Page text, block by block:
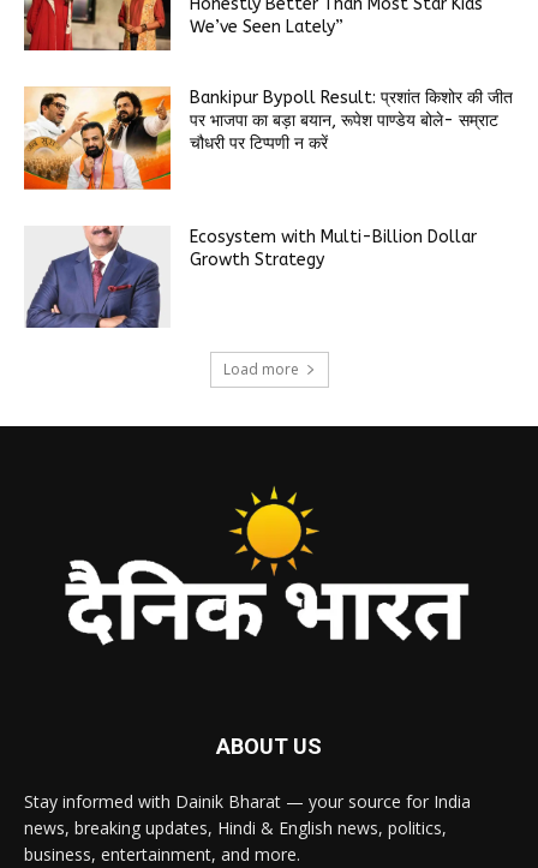
Honestly Better Than Most Star Kids
We’ve Seen Lately”
Bankipur Bypoll Result: प्रशांत किशोर की जीत
पर भाजपा का बड़ा बयान, रूपेश पाण्डेय बोले- सम्राट
चौधरी पर टिप्पणी न करें
Ecosystem with Multi-Billion Dollar
Growth Strategy
Load more
ABOUT US
Stay informed with Dainik Bharat — your source for India
news, breaking updates, Hindi & English news, politics,
business, entertainment, and more.